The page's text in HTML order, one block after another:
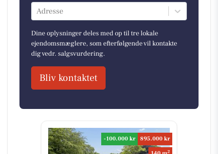
Adresse
Dine oplysninger deles med op til tre lokale
ejendomsmæglere, som efterfølgende vil kontakte
dig vedr. salgsvurdering.
Bliv kontaktet
-100.000 kr
895.000 kr
2